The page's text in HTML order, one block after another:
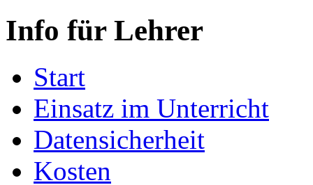
Info für Lehrer
Start
Einsatz im Unterricht
Datensicherheit
Kosten